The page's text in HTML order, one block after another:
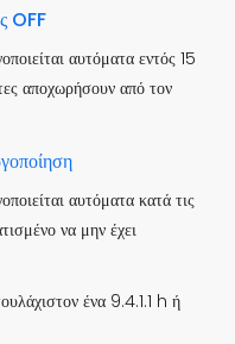
OFF
αυτόματα εντός 15
αποχωρήσουν από τον
αυτόματα κατά τις
να μην έχει
ένα 9.4.1.1 h ή